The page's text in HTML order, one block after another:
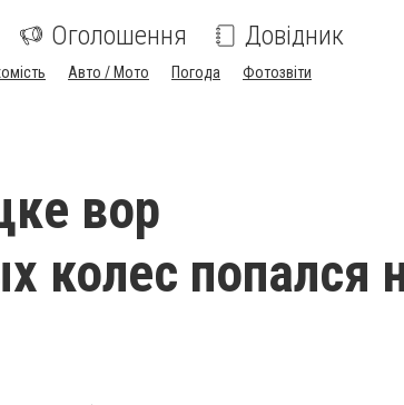
Оголошення Довідник
Авто / Мото Погода Фотозвіти
вор
колес попался